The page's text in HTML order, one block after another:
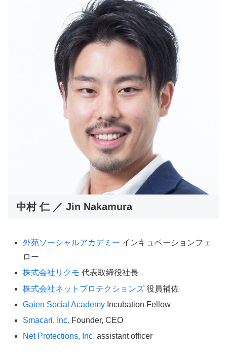
中村 仁 ／ Jin Nakamura
外苑ソーシャルアカデミー インキュベーションフェ
ロー
株式会社リクモ 代表取締役社長
株式会社ネットプロテクションズ 役員補佐
Gaien Social Academy Incubation Fellow
Smacari, Inc. Founder, CEO
Net Protections, Inc. assistant officer